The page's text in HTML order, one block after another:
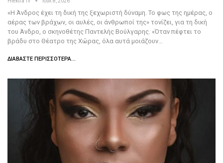
«Η Άνδρος έχει τη δική της ξεχωριστή δύναμη. Το φως της ημέρας, ο
αέρας των βράχων, οι αυλές, οι άνθρωποί της» τονίζει, για τη δική
του Άνδρο, ο σκηνοθέτης Παντελής Βούλγαρης. «Όταν πέφτει το
βράδυ στο Θέατρο της Χώρας, όλα αυτά μοιάζουν…
ΔΙΑΒΆΣΤΕ ΠΕΡΙΣΣΌΤΕΡΑ...